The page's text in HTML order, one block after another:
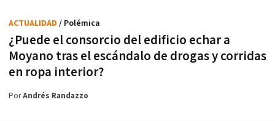
¿Puede el consorcio del edificio echar a
Moyano tras el escándalo de drogas y corridas
en ropa interior?
ACTUALIDAD / Polémica
PorAndrés Randazzo